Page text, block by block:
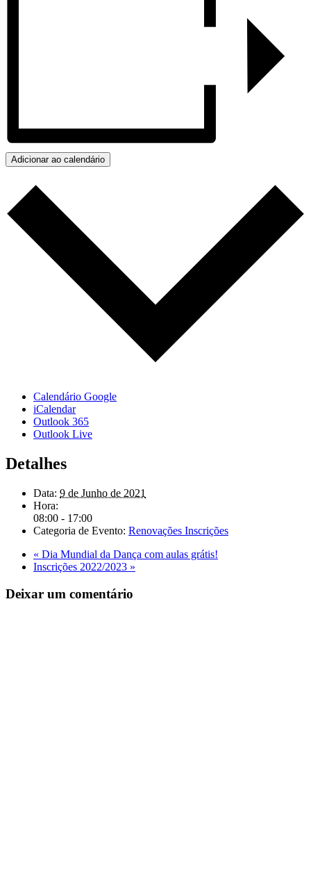
Adicionar ao calendário
Calendário Google
iCalendar
Outlook 365
Outlook Live
Detalhes
Data: 9 de Junho de 2021
Hora:
08:00 - 17:00
Categoria de Evento: Renovações Inscrições
« Dia Mundial da Dança com aulas grátis!
Inscrições 2022/2023 »
Deixar um comentário